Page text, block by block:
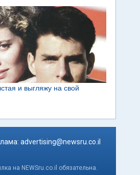
advertising@newsru.co.il
на NEWSru.co.il обязательна.